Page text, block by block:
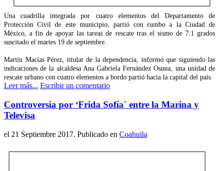
Una cuadrilla integrada por cuatro elementos del Departamento de
Protección Civil de este municipio, partió con rumbo a la Ciudad de
México, a fin de apoyar las tareas de rescate tras el sismo de 7.1 grados
suscitado el martes 19 de septiembre.
Martín Macías Pérez, titular de la dependencia, informó que siguiendo las
indicaciones de la alcaldesa Ana Gabriela Fernández Osuna, una unidad de
rescate urbano con cuatro elementos a bordo partió hacia la capital del país.
Leer más... Escribir un comentario
Controversia por ‘Frida Sofía´ entre la Marina y
Televisa
el 21 Septiembre 2017. Publicado en Coahuila